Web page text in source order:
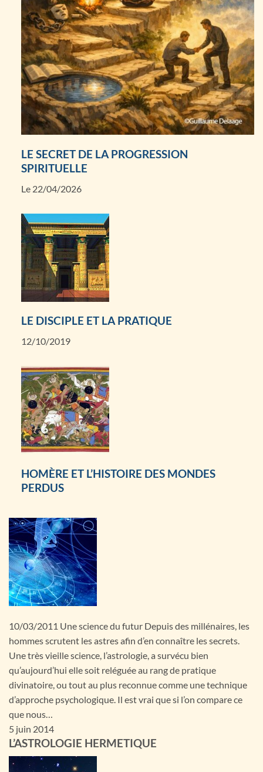
LE SECRET DE LA PROGRESSION
SPIRITUELLE
Le 22/04/2026
LE DISCIPLE ET LA PRATIQUE
12/10/2019
HOMÈRE ET L’HISTOIRE DES MONDES
PERDUS
10/03/2011 Une science du futur Depuis des millénaires, les
hommes scrutent les astres afin d’en connaître les secrets.
Une très vieille science, l’astrologie, a survécu bien
qu’aujourd’hui elle soit reléguée au rang de pratique
divinatoire, ou tout au plus reconnue comme une technique
d’approche psychologique. Il est vrai que si l’on compare ce
que nous…
5 juin 2014
L’ASTROLOGIE HERMETIQUE